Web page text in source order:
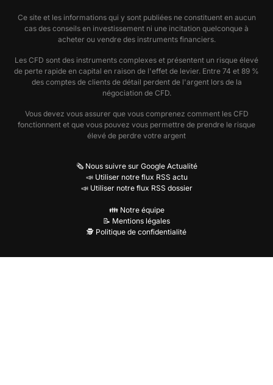
Ce site et les informations qui y sont publiées ne constituent en aucun
cas des conseils en investissement ni une incitation quelconque à
acheter ou vendre des instruments financiers.
Les CFD sont des instruments complexes et présentent un risque élevé
de perte rapide en capital en raison de l'effet de levier. Entre 74 et 89 %
des comptes de clients de détail perdent de l'argent lors de la
négociation de CFD.
Vous devez vous assurer que vous comprenez comment les CFD
fonctionnent et que vous pouvez vous permettre de prendre le risque
élevé de perdre votre argent
🗞️ Nous suivre sur Google Actualité
📣 Utiliser notre flux RSS actu
📣 Utiliser notre flux RSS dossier
👪 Notre équipe
📝 Mentions légales
🕵️ Politique de confidentialité